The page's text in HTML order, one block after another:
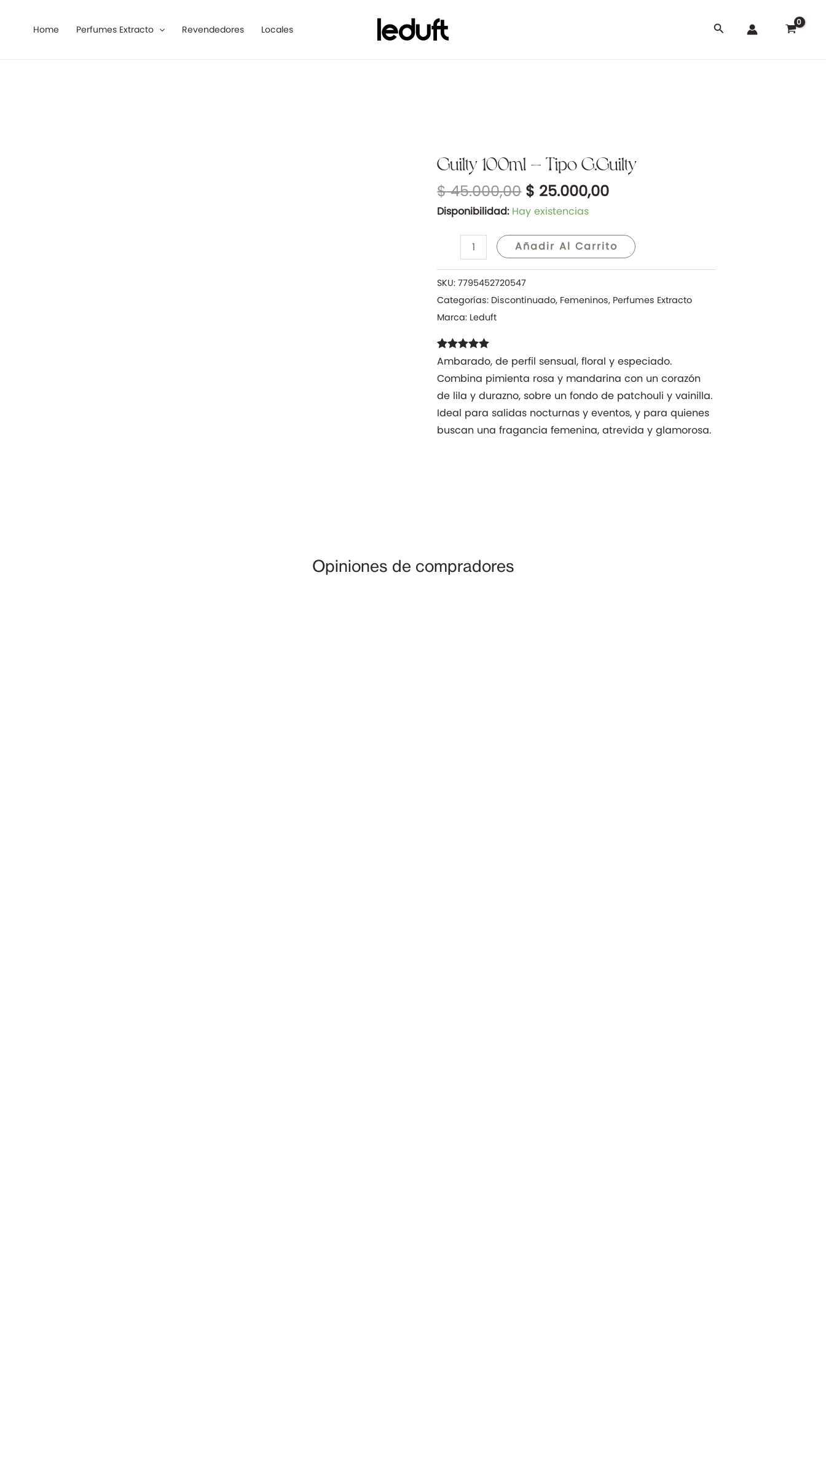
Home Perfumes Extracto Revendedores Locales Buscar
Guilty 100ml – Tipo G.Guilty
$45.000,00
El
precio
original
era:
$ 25.000,00
El
precio
actual
Disponibilidad: Hay existencias
Guilty
-
Tipo
cantidad
Añadir Al Carrito
SKU:7795452720547
Categorías: Discontinuado, Femeninos, Perfumes Extracto
Marca: Leduft
Valorado con
4.88de 5 en
base a
16
valoraciones
de clientes
Ambarado, de perfil sensual, floral y especiado.
Combina pimienta rosa y mandarina con un corazón
de lila y durazno, sobre un fondo de patchouli y vainilla.
Ideal para salidas nocturnas y eventos, y para quienes
buscan una fragancia femenina, atrevida y glamorosa.
Opiniones de compradores